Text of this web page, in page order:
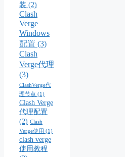
装 (2)
Clash
Verge
Windows
配置 (3)
Clash
Verge代理
(3)
ClashVerge代
理节点 (1)
Clash Verge
代理配置
(2) Clash
Verge使用 (1)
clash verge
使用教程